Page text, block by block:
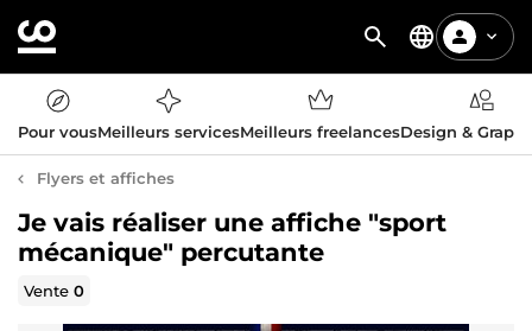
Pour vousMeilleurs servicesMeilleurs freelancesDesign &
Flyers et affiches
Je vais réaliser une affiche "sport
mécanique" percutante
Vente0